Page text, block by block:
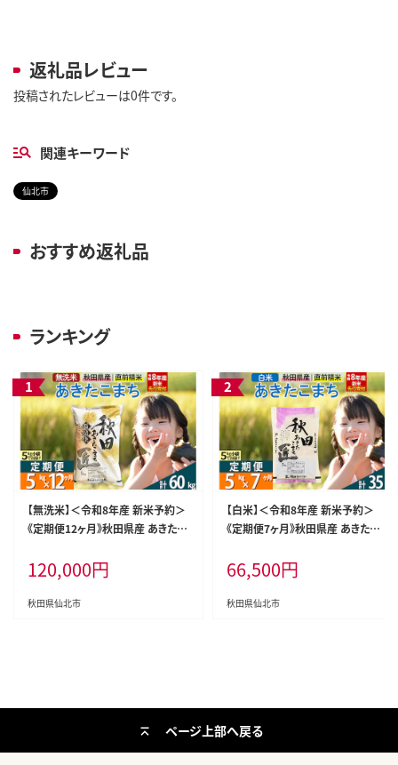
返礼品レビュー
投稿されたレビューは0件です。
関連キーワード
仙北市
おすすめ返礼品
ランキング
【無洗米】＜令和8年産 新米予約＞
《定期便12ヶ月》秋田県産 あきたこ
ロ お米 匠 [サンファーム西木 米5k
g 米 5kg 米 5kg定期便 お米定期
便 あきたこまち ごはん 米 お米]
120,000円
秋田県仙北市
【白米】＜令和8年産 新米予約＞
《定期便7ヶ月》秋田県産 あきたこま
米 匠 [サンファーム西木 米5kg 米
5kg 米 5kg定期便 お米定期便 白
米 あきたこまち ごはん 米 お米 精
66,500円
秋田県仙北市
ページ上部へ戻る